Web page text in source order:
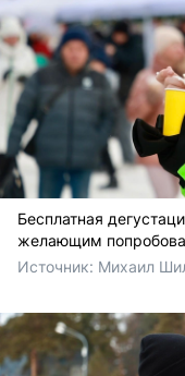
Бесплатная
желающим
Источник: Михаил